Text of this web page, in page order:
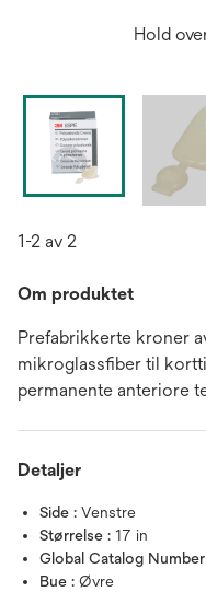
Hold
1-2 av 2
Om produktet
Prefabrikkerte kroner
mikroglassfiber til
permanente anteriore
Detaljer
Side : Venstre
Størrelse : 17 in
Global Catalog
Bue : Øvre